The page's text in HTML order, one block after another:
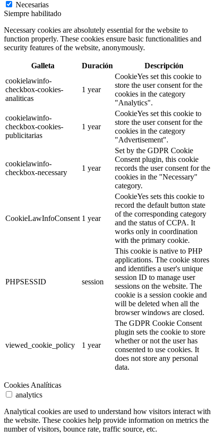
Necesarias
Siempre habilitado
Necessary cookies are absolutely essential for the website to
function properly. These cookies ensure basic functionalities and
security features of the website, anonymously.
Galleta Duración
Descripción
cookielawinfo-
checkbox-cookies-
analiticas
1 year
CookieYes set this cookie to
store the user consent for the
cookies in the category
"Analytics".
cookielawinfo-
checkbox-cookies-
publicitarias
1 year
CookieYes set this cookie to
store the user consent for the
cookies in the category
"Advertisement".
cookielawinfo-
checkbox-necessary
1 year
Set by the GDPR Cookie
Consent plugin, this cookie
records the user consent for the
cookies in the "Necessary"
category.
CookieLawInfoConsent 1 year
CookieYes sets this cookie to
record the default button state
of the corresponding category
and the status of CCPA. It
works only in coordination
with the primary cookie.
PHPSESSID session
This cookie is native to PHP
applications. The cookie stores
and identifies a user's unique
session ID to manage user
sessions on the website. The
cookie is a session cookie and
will be deleted when all the
browser windows are closed.
viewed_cookie_policy 1 year
The GDPR Cookie Consent
plugin sets the cookie to store
whether or not the user has
consented to use cookies. It
does not store any personal
data.
Cookies Analíticas
analytics
Analytical cookies are used to understand how visitors interact with
the website. These cookies help provide information on metrics the
number of visitors, bounce rate, traffic source, etc.